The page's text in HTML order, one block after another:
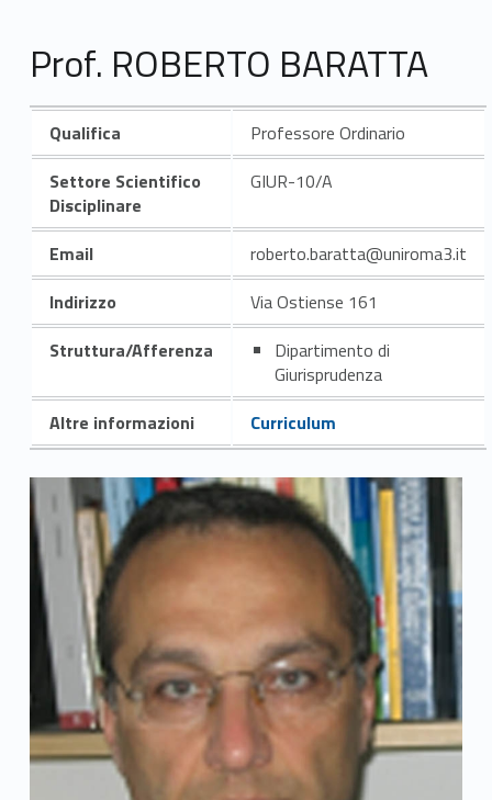
Prof. ROBERTO BARATTA
Qualifica
Professore Ordinario
Settore Scientifico
Disciplinare
GIUR-10/A
Email
roberto.baratta@uniroma3.it
Indirizzo
Via Ostiense 161
Struttura/Afferenza
Dipartimento di
Giurisprudenza
Altre informazioni
Curriculum